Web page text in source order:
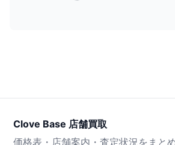
Clove Base 店舗買取
価格表・店舗案内・査定状況をまと